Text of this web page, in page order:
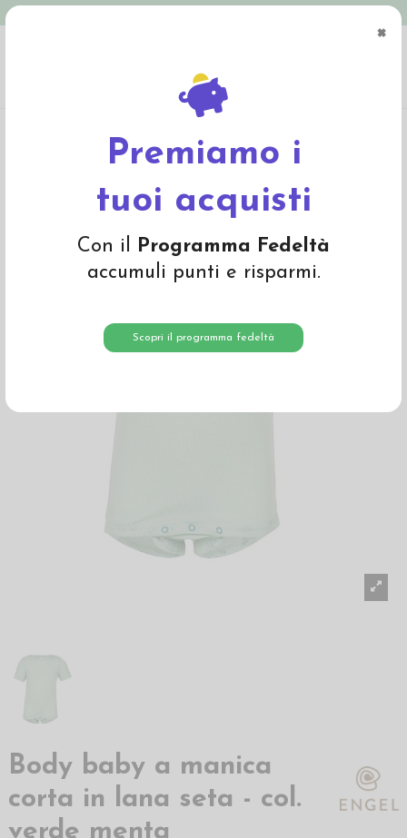
×
Premiamo i
tuoi acquisti
Con il Programma Fedeltà
accumuli punti e risparmi.
Scopri il programma fedeltà
Body baby a manica
corta in lana seta - col.
verde menta